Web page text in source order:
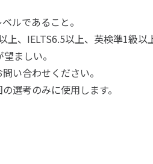
であること。
、IELTS6.5以上、英検準1級以
ましい。
合わせください。
考のみに使用します。